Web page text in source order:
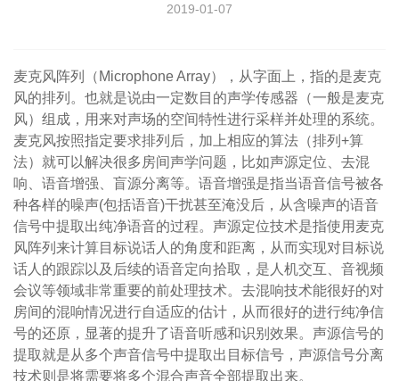
2019-01-07
麦克风阵列（Microphone Array），从字面上，指的是麦克
风的排列。也就是说由一定数目的声学传感器（一般是麦克
风）组成，用来对声场的空间特性进行采样并处理的系统。
麦克风按照指定要求排列后，加上相应的算法（排列+算
法）就可以解决很多房间声学问题，比如声源定位、去混
响、语音增强、盲源分离等。语音增强是指当语音信号被各
种各样的噪声(包括语音)干扰甚至淹没后，从含噪声的语音
信号中提取出纯净语音的过程。声源定位技术是指使用麦克
风阵列来计算目标说话人的角度和距离，从而实现对目标说
话人的跟踪以及后续的语音定向拾取，是人机交互、音视频
会议等领域非常重要的前处理技术。去混响技术能很好的对
房间的混响情况进行自适应的估计，从而很好的进行纯净信
号的还原，显著的提升了语音听感和识别效果。声源信号的
提取就是从多个声音信号中提取出目标信号，声源信号分离
技术则是将需要将多个混合声音全部提取出来。